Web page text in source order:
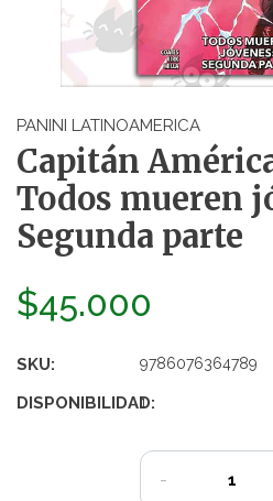
PANINI LATINOAMERICA
Capitán
Todos mueren
Segunda parte
$45.000
SKU: 9786076364789
DISPONIBILIDAD:
1
-